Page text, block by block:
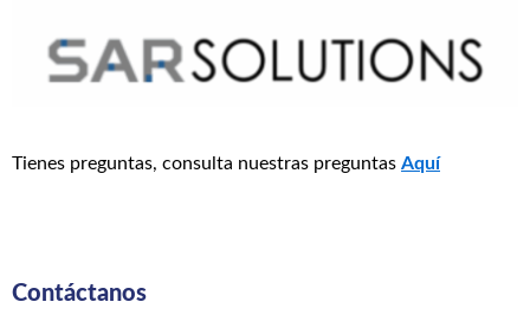
Tienes preguntas, consulta nuestras preguntas Aquí
Contáctanos